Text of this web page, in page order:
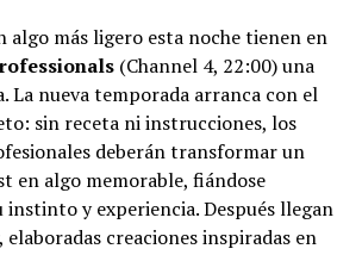
algo más ligero esta noche tienen en
(Channel 4, 22:00) una
La nueva temporada arranca con el
sin receta ni instrucciones, los
deberán transformar un
en algo memorable, fiándose
instinto y experiencia. Después llegan
, elaboradas creaciones inspiradas en